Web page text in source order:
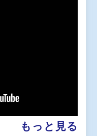
もっと見る